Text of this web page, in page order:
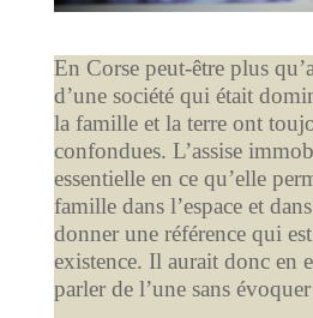
En Corse peut-être plus
d’une société qui était
la famille et la terre ont
confondues. L’assise
essentielle en ce qu’elle
famille dans l’espace et
donner une référence qui
existence. Il aurait donc en
parler de l’une sans